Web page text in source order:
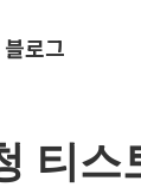
로그
티스